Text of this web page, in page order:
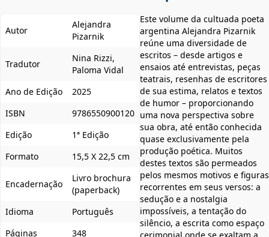
Autor
Alejandra
Pizarnik
Tradutor
Nina Rizzi,
Paloma Vidal
Ano de Edição
2025
ISBN
9786550900120
Edição
1ª Edição
Formato
15,5 X 22,5 cm
Encadernação
Livro brochura
(paperback)
Idioma
Português
Páginas
348
Este volume da cultuada poeta
argentina Alejandra Pizarnik
reúne uma diversidade de
escritos – desde artigos e
ensaios até entrevistas, peças
teatrais, resenhas de escritores
de sua estima, relatos e textos
de humor – proporcionando
uma nova perspectiva sobre
sua obra, até então conhecida
quase exclusivamente pela
produção poética. Muitos
destes textos são permeados
pelos mesmos motivos e figuras
recorrentes em seus versos: a
sedução e a nostalgia
impossíveis, a tentação do
silêncio, a escrita como espaço